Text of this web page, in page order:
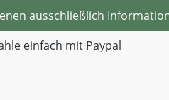
ausschließlich
einfach mit Paypal